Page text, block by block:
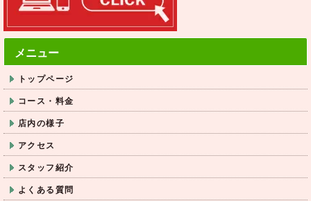
メニュー
トップページ
コース・料金
店内の様子
アクセス
スタッフ紹介
よくある質問